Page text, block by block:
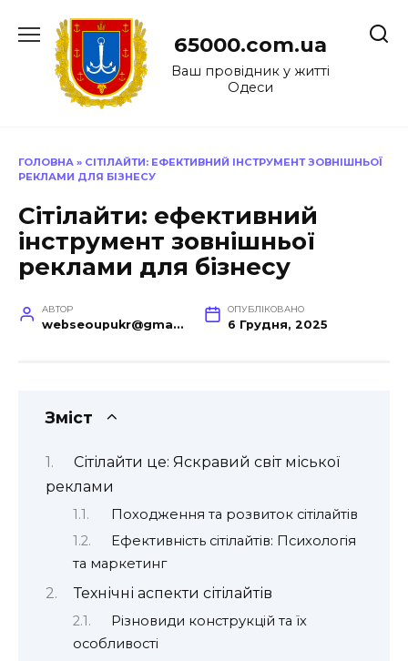
до
65000.com.ua
Ваш провідник у житті
Одеси
ГОЛОВНА » СІТІЛАЙТИ: ЕФЕКТИВНИЙ ІНСТРУМЕНТ ЗОВНІШНЬОЇ
РЕКЛАМИ ДЛЯ БІЗНЕСУ
Сітілайти: ефективний
інструмент зовнішньої
реклами для бізнесу
АВТОР
webseoupukr@gmail.com
ОПУБЛІКОВАНО
6 Грудня, 2025
Зміст
Сітілайти це: Яскравий світ міської
реклами
Походження та розвиток сітілайтів
Ефективність сітілайтів: Психологія
та маркетинг
Технічні аспекти сітілайтів
Різновиди конструкцій та їх
особливості